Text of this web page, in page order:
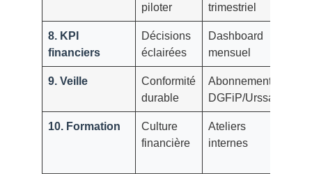
piloter
trimestriel
8. KPI
financiers
Décisions
éclairées
Dashboard
mensuel
9. Veille
Conformité
durable
Abonnements
DGFiP/Urssaf
10. Formation
Culture
financière
Ateliers
internes